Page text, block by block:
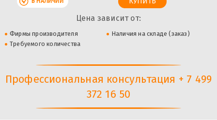
Цена зависит от:
Фирмы производителя
Наличия на складе (заказ)
Требуемого количества
Профессиональная консультация + 7 499
372 16 50